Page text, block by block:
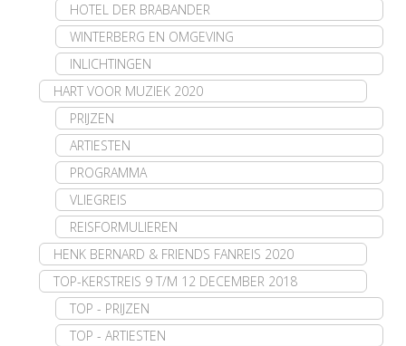
HOTEL DER BRABANDER
WINTERBERG EN OMGEVING
INLICHTINGEN
HART VOOR MUZIEK 2020
PRIJZEN
ARTIESTEN
PROGRAMMA
VLIEGREIS
REISFORMULIEREN
HENK BERNARD & FRIENDS FANREIS 2020
TOP-KERSTREIS 9 T/M 12 DECEMBER 2018
TOP - PRIJZEN
TOP - ARTIESTEN